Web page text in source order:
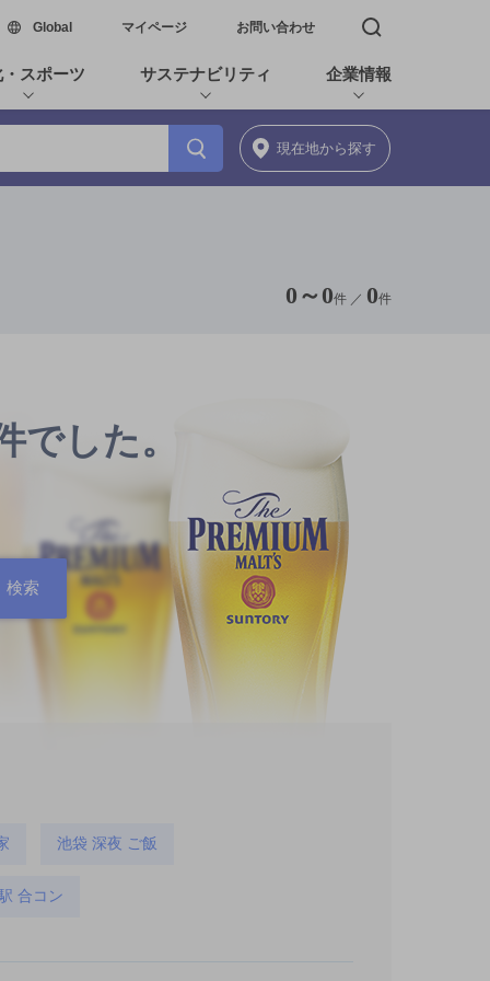
Global新しいウィンドウで開く
マイページ お問い合わせ 検索窓を開く
スポーツ サステナビリティ 企業情報
現在地から探す
0 ～ 0件 ／ 0件
でした。
池袋 深夜 ご飯
合コン